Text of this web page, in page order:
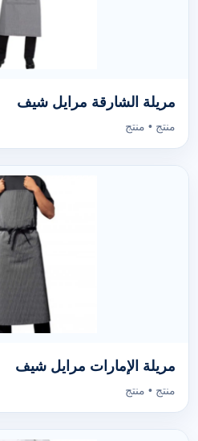
مريلة الشارقة مرايل شيف
منتج • منتج
مريلة الإمارات مرايل شيف
منتج • منتج